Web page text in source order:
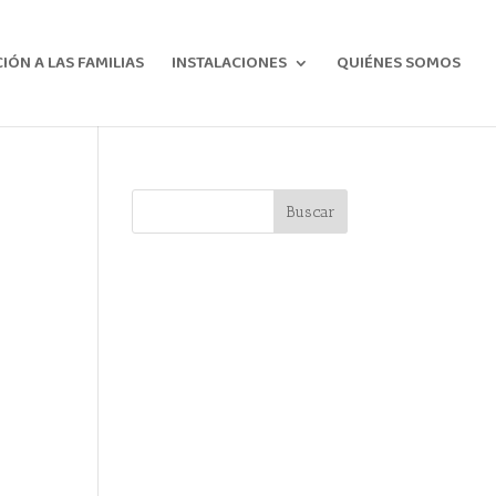
A LAS FAMILIAS INSTALACIONES QUIÉNES SOMOS
Buscar